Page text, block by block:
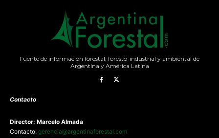
Fuente de información forestal, foresto-industrial y ambiental de
Argentina y América Latina
Contacto
Director: Marcelo Almada
Contacto: gerencia@argentinaforestal.com